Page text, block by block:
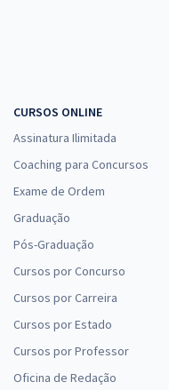
CURSOS ONLINE
Assinatura Ilimitada
Coaching para Concursos
Exame de Ordem
Graduação
Pós-Graduação
Cursos por Concurso
Cursos por Carreira
Cursos por Estado
Cursos por Professor
Oficina de Redação